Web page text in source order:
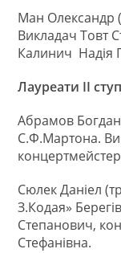
Ман Олександр
Викладач Товт
Калинич Надія
Лауреати ІІ
Абрамов
С.Ф.Мартона.
Сюлек Даніел
З.Кодая»
Степанович,
Стефанівна.